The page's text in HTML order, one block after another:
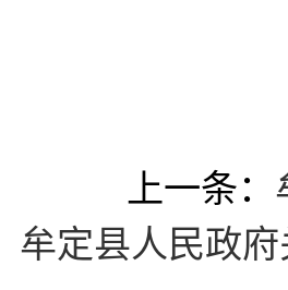
上一条：
牟定县人民政